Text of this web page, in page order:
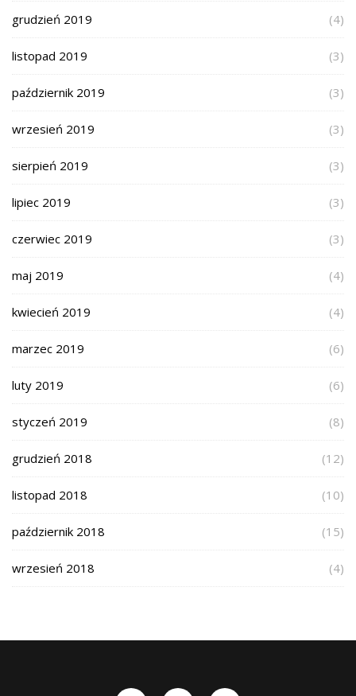
grudzień 2019 (4)
listopad 2019 (3)
październik 2019 (3)
wrzesień 2019 (3)
sierpień 2019 (3)
lipiec 2019 (3)
czerwiec 2019 (3)
maj 2019 (4)
kwiecień 2019 (4)
marzec 2019 (6)
luty 2019 (6)
styczeń 2019 (8)
grudzień 2018 (12)
listopad 2018 (10)
październik 2018 (15)
wrzesień 2018 (4)